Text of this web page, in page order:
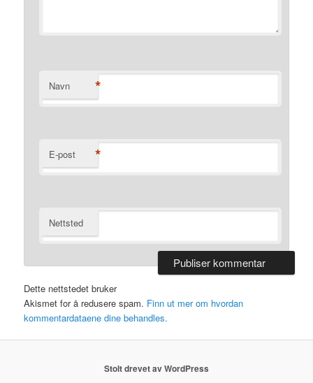
Navn *
E-post *
Nettsted
Dette nettstedet bruker
Akismet for å redusere spam. Finn ut mer om hvordan
kommentardataene dine behandles.
Stolt drevet av WordPress